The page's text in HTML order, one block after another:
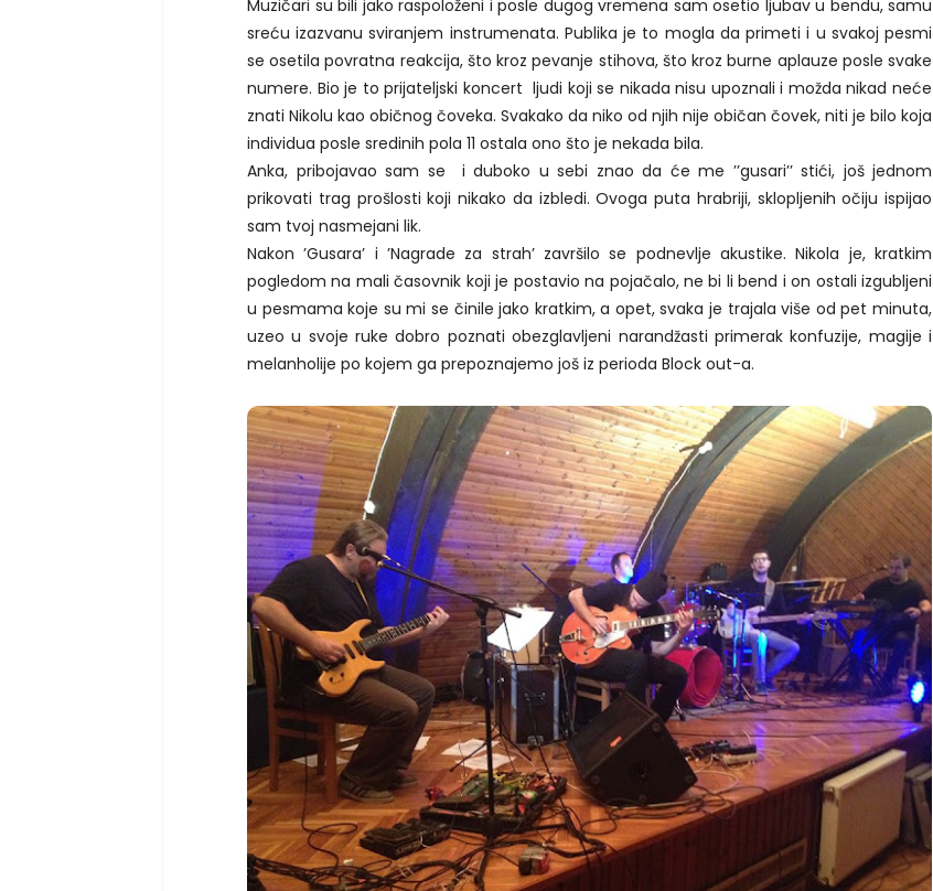
Muzičari su bili jako raspoloženi i posle dugog vremena sam osetio ljubav u bendu, samu
sreću izazvanu sviranjem instrumenata. Publika je to mogla da primeti i u svakoj pesmi
se osetila povratna reakcija, što kroz pevanje stihova, što kroz burne aplauze posle svake
numere. Bio je to prijateljski koncert ljudi koji se nikada nisu upoznali i možda nikad neće
znati Nikolu kao običnog čoveka. Svakako da niko od njih nije običan čovek, niti je bilo koja
individua posle sredinih pola 11 ostala ono što je nekada bila.
Anka, pribojavao sam se i duboko u sebi znao da će me ’’gusari’’ stići, još jednom
prikovati trag prošlosti koji nikako da izbledi. Ovoga puta hrabriji, sklopljenih očiju ispijao
sam tvoj nasmejani lik.
Nakon ’Gusara’ i ’Nagrade za strah’ završilo se podnevlje akustike. Nikola je, kratkim
pogledom na mali časovnik koji je postavio na pojačalo, ne bi li bend i on ostali izgubljeni
u pesmama koje su mi se činile jako kratkim, a opet, svaka je trajala više od pet minuta,
uzeo u svoje ruke dobro poznati obezglavljeni narandžasti primerak konfuzije, magije i
melanholije po kojem ga prepoznajemo još iz perioda Block out-a.